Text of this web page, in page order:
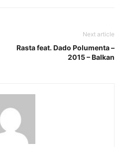
Next article
Rasta feat. Dado Polumenta –
2015 – Balkan